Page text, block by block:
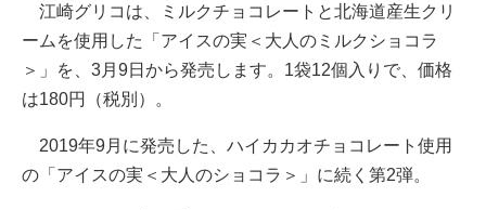
江崎グリコは、ミルクチョコレートと北海道産生クリ
ームを使用した「アイスの実＜大人のミルクショコラ
＞」を、3月9日から発売します。1袋12個入りで、価格
は180円（税別）。
2019年9月に発売した、ハイカカオチョコレート使用
の「アイスの実＜大人のショコラ＞」に続く第2弾。